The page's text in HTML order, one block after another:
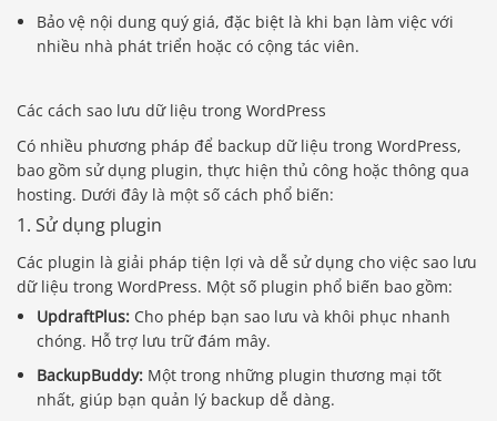
Bảo vệ nội dung quý giá, đặc biệt là khi bạn làm việc với
nhiều nhà phát triển hoặc có cộng tác viên.
Các cách sao lưu dữ liệu trong WordPress
Có nhiều phương pháp để backup dữ liệu trong WordPress,
bao gồm sử dụng plugin, thực hiện thủ công hoặc thông qua
hosting. Dưới đây là một số cách phổ biến:
1. Sử dụng plugin
Các plugin là giải pháp tiện lợi và dễ sử dụng cho việc sao lưu
dữ liệu trong WordPress. Một số plugin phổ biến bao gồm:
UpdraftPlus: Cho phép bạn sao lưu và khôi phục nhanh
chóng. Hỗ trợ lưu trữ đám mây.
BackupBuddy: Một trong những plugin thương mại tốt
nhất, giúp bạn quản lý backup dễ dàng.